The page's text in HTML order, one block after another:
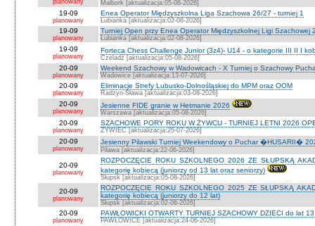
planowany Malbork [aktualizacja:05-08-2026]
19-09
planowany
Enea Operator Międzyszkolna Liga Szachowa 26/27 - turniej 1
Łubianka [aktualizacja:02-08-2026]
19-09
planowany
Turniej Open przy Enea Operator Międzyszkolnej Ligi Szachowej
Łubianka [aktualizacja:02-08-2026]
19-09
planowany
Forteca Chess Challenge Junior (3z4)- U14 - o kategorie III II I
Czeladź [aktualizacja:05-08-2026]
20-09
planowany
Weekend Szachowy w Wadowicach - X Turniej o Szachowy
Wadowice [aktualizacja:13-07-2026]
20-09
planowany
Eliminacje Strefy Lubusko-Dolnośląskiej do MPM oraz OOM
Radzyn-Sława [aktualizacja:03-08-2026]
20-09
planowany
Jesienne FIDE granie w Hetmanie 2026
Warszawa [aktualizacja:05-08-2026]
20-09
planowany
SZACHOWE PORY ROKU W ŻYWCU - TURNIEJ LETNI 2026
ŻYWIEC [aktualizacja:25-07-2026]
20-09
planowany
Jesienny Pilawski Turniej Weekendowy o Puchar �HUSARII�
Pilawa [aktualizacja:22-06-2026]
20-09
planowany
ROZPOCZĘCIE ROKU SZKOLNEGO 2026 ZE SŁUPSKĄ
kategorię kobiecą (juniorzy od 13 lat oraz seniorzy)
Słupsk [aktualizacja:05-08-2026]
20-09
planowany
ROZPOCZĘCIE ROKU SZKOLNEGO 2025 ZE SŁUPSKĄ
kategorię kobiecą (juniorzy do 12 lat)
Słupsk [aktualizacja:02-06-2026]
20-09
planowany
PAWŁOWICKI OTWARTY TURNIEJ SZACHOWY DZIECI do lat
PAWŁOWICE [aktualizacja:24-06-2026]